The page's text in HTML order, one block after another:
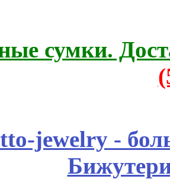
сумки.
jewelry -